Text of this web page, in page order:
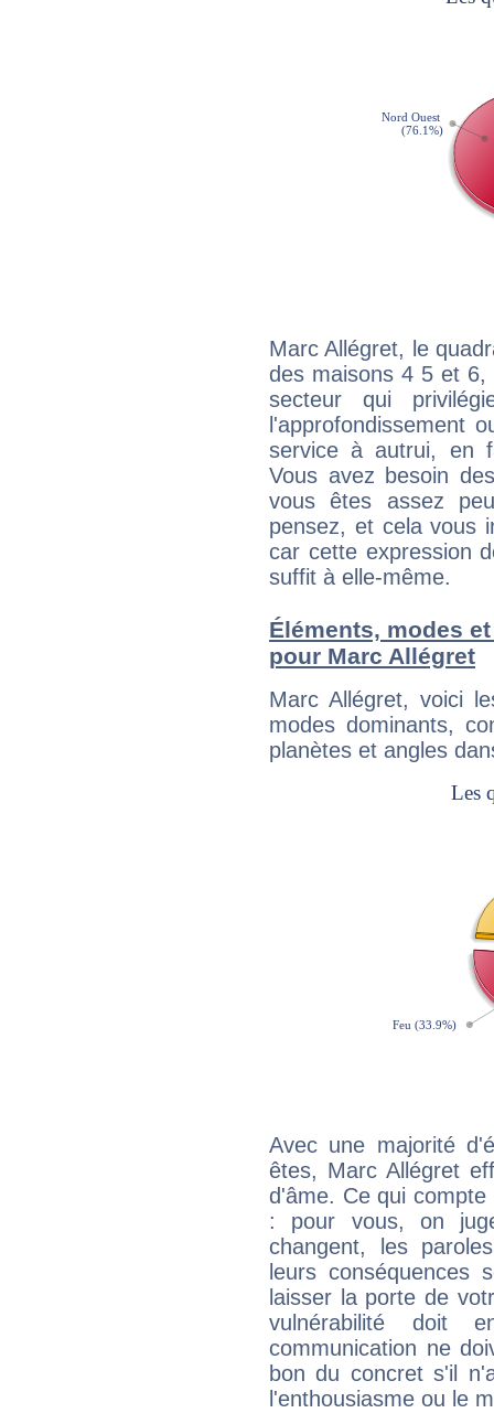
Marc Allégret, le
des maisons 4 5 et
secteur qui
l'approfondissement
service à autrui, en
Vous avez besoin
vous êtes assez
pensez, et cela vous
car cette expression
suffit à elle-même.
Éléments, modes
pour Marc Allégret
Marc Allégret, voici
modes dominants,
planètes et angles
Avec une majorité
êtes, Marc Allégret
d'âme. Ce qui
: pour vous, on
changent, les
leurs conséquences
laisser la porte de
vulnérabilité doit
communication ne
bon du concret s'il
l'enthousiasme ou le